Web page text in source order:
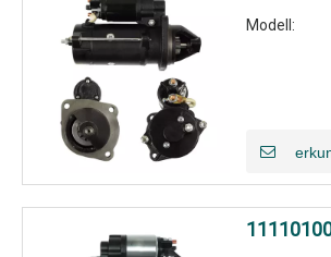
Modell: